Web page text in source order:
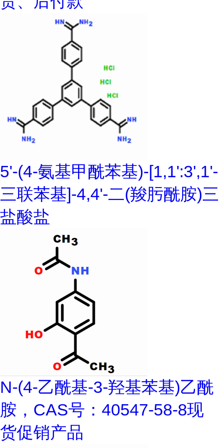
5'-(4-氨基甲酰苯基)-[1,1':3',1'-
三联苯基]-4,4'-二(羧肟酰胺)三
盐酸盐
N-(4-乙酰基-3-羟基苯基)乙酰
胺，CAS号：40547-58-8现
货促销产品